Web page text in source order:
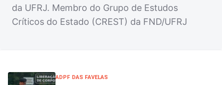
da UFRJ. Membro do Grupo de Estudos
Críticos do Estado (CREST) da FND/UFRJ
ADPF DAS FAVELAS